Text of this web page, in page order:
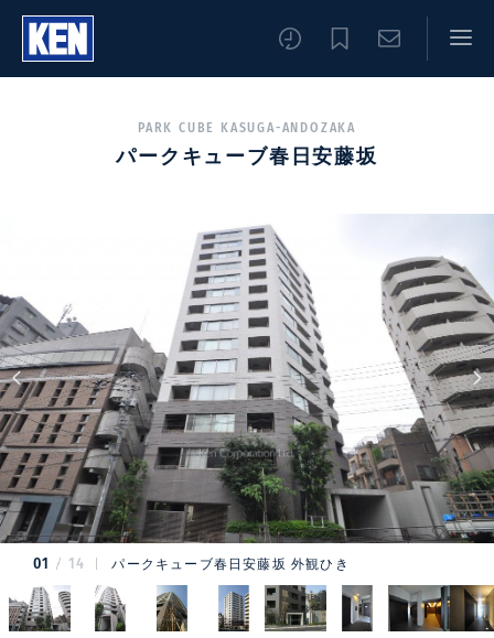
PARK CUBE KASUGA-ANDOZAKA
パークキューブ春日安藤坂
01 14 パークキューブ春日安藤坂 外観ひき